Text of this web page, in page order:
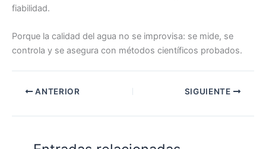
fiabilidad.
Porque la calidad del agua no se improvisa: se mide, se
controla y se asegura con métodos científicos probados.
ANTERIOR SIGUIENTE